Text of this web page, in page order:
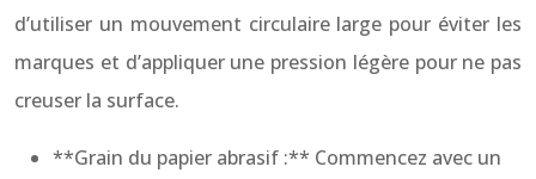
d’utiliser un mouvement circulaire large pour éviter les
marques et d’appliquer une pression légère pour ne pas
creuser la surface.
**Grain du papier abrasif :** Commencez avec un